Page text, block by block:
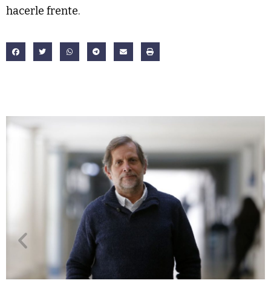
hacerle frente.